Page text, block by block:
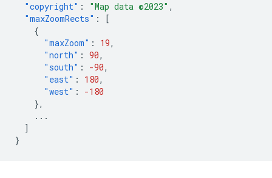
"copyright" : "Map data ©2023" ,
"maxZoomRects" :
[
{
"maxZoom" : 19,
"north" : 90,
"south" : -90,
"east" : 180,
"west" :
-180
},
...
]
}